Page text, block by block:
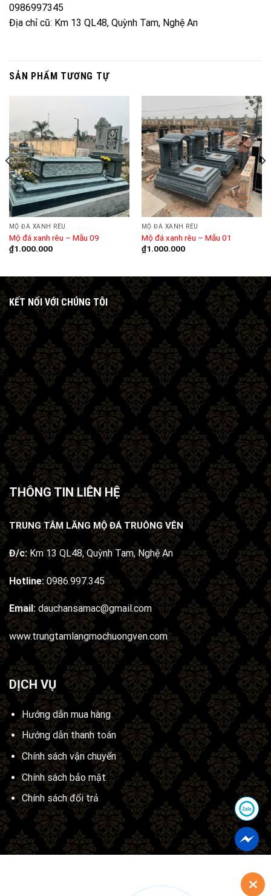
0986997345
Địa chỉ cũ: Km 13 QL48, Quỳnh Tam, Nghệ An
SẢN PHẨM TƯƠNG TỰ
MỘ ĐÁ XANH RÊU
Mộ đá xanh rêu – Mẫu 09
₫1.000.000
MỘ ĐÁ XANH RÊU
Mộ đá xanh rêu – Mẫu 01
₫1.000.000
KẾT NỐI VỚI CHÚNG TÔI
THÔNG TIN LIÊN HỆ
TRUNG TÂM LĂNG MỘ ĐÁ TRUÔNG VÊN
Đ/c:Km 13 QL48, Quỳnh Tam, Nghệ An
Hotline: 0986.997.345
Email: dauchansamac@gmail.com
www.trungtamlangmochuongven.com
DỊCH VỤ
Hướng dẫn mua hàng
Hướng dẫn thanh toán
Chính sách vận chuyển
Chính sách bảo mật
Chính sách đổi trả